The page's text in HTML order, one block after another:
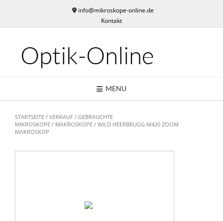
content
info@mikroskope-online.de
Kontakt
Optik-Online
MENU
STARTSEITE / VERKAUF / GEBRAUCHTE
MIKROSKOPE / MAKROSKOPE / WILD HEERBRUGG M420 ZOOM
MAKROSKOP